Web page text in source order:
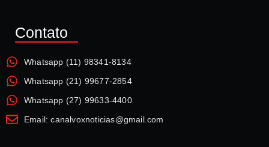
Contato
Whatsapp (11) 98341-8134
Whatsapp (21) 99677-2854
Whatsapp (27) 99633-4400
Email: canalvoxnoticias@gmail.com